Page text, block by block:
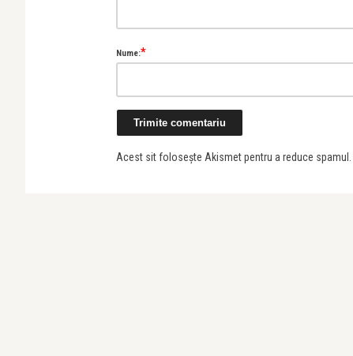
Nume:*
Acest sit folosește Akismet pentru a reduce spamul.